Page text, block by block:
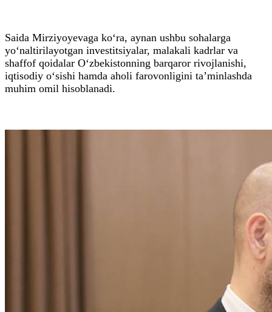
Saida Mirziyoyevaga ko‘ra, aynan ushbu sohalarga
yo‘naltirilayotgan investitsiyalar, malakali kadrlar va
shaffof qoidalar O‘zbekistonning barqaror rivojlanishi,
iqtisodiy o‘sishi hamda aholi farovonligini ta’minlashda
muhim omil hisoblanadi.